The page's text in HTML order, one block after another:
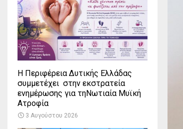
Η Περιφέρεια Δυτικής Ελλάδας
συμμετέχει στην εκστρατεία
ενημέρωσης για τηΝωτιαία Μυϊκή
Ατροφία
3 Αυγούστου 2026